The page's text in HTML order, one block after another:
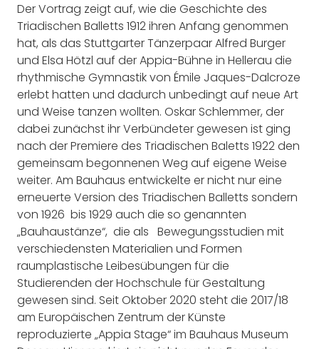
Der Vortrag zeigt auf, wie die Geschichte des
Triadischen Balletts 1912 ihren Anfang genommen
hat, als das Stuttgarter Tänzerpaar Alfred Burger
und Elsa Hötzl auf der Appia-Bühne in Hellerau die
rhythmische Gymnastik von Émile Jaques-Dalcroze
erlebt hatten und dadurch unbedingtauf neue Art
und Weise tanzen wollten. Oskar Schlemmer, der
dabei zunächst ihr Verbündeter gewesen ist ging
nach der Premiere des Triadischen Baletts 1922 den
gemeinsam begonnenen Weg auf eigene Weise
weiter. Am Bauhaus entwickelte er nicht nur eine
erneuerte Version des Triadischen Balletts sondern
von 1926 bis 1929 auch die so genannten
„Bauhaustänze“, die als Bewegungsstudien mit
verschiedensten Materialien und Formen
raumplastische Leibesübungen für die
Studierenden der Hochschule für Gestaltung
gewesen sind. Seit Oktober 2020 steht die 2017/18
am Europäischen Zentrum der Künste
reproduzierte „Appia Stage“ im Bauhaus Museum